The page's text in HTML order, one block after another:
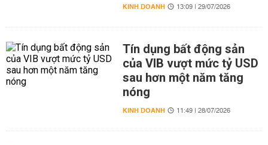
KINH DOANH 13:09 | 29/07/2026
Tín dụng bất động sản
của VIB vượt mức tỷ USD
sau hơn một năm tăng
nóng
KINH DOANH 11:49 | 28/07/2026